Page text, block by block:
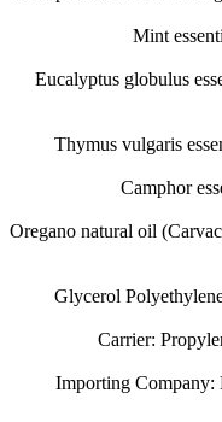
Mint
Eucalyptus globulus
Thymus vulgaris
Camphor
Oregano natural oil
Glycerol
Carrier:
Importing Company: